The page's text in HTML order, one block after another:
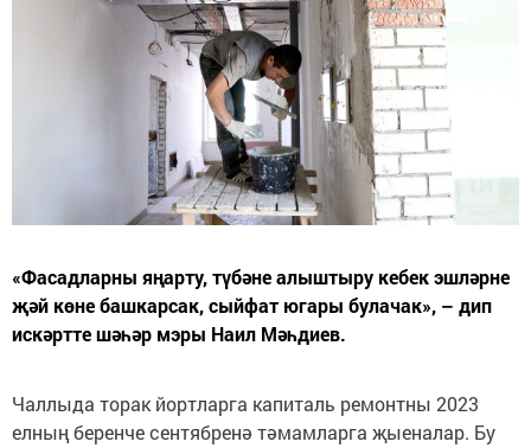
«Фасадларны яңарту, түбәне алыштыру кебек эшләрне
җәй көне башкарсак, сыйфат югары булачак», – дип
искәртте шәһәр мэры Наил Мәһдиев.
Чаллыда торак йортларга капиталь ремонтны 2023
елның беренче сентябренә тәмамларга җыеналар. Бу